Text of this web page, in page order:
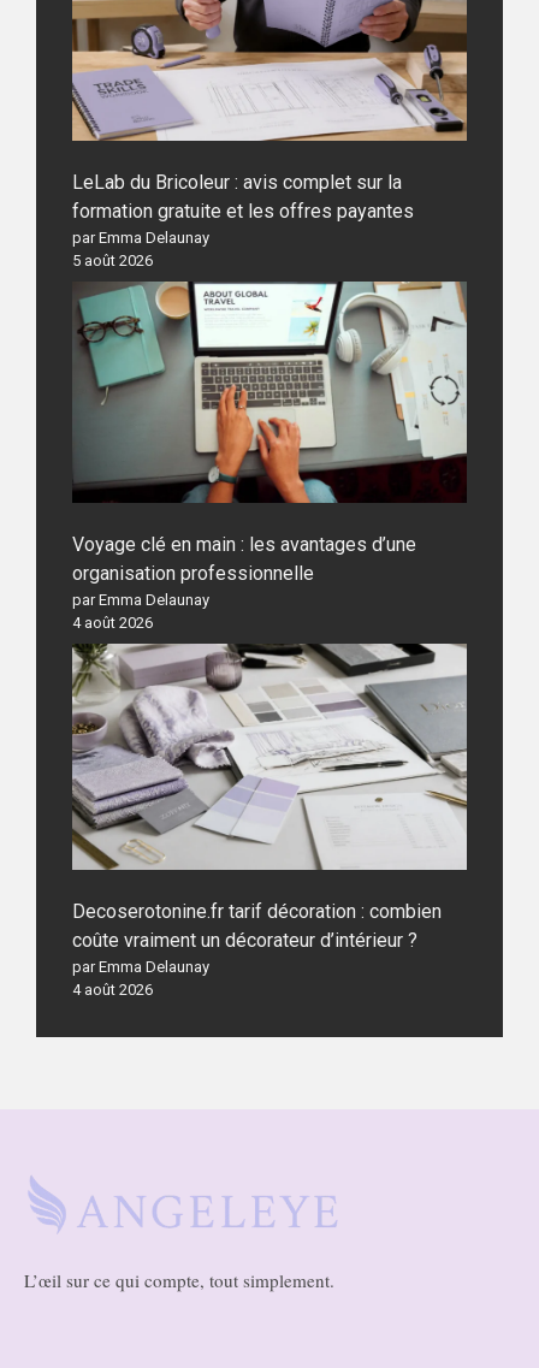
LeLab du Bricoleur : avis complet sur la
formation gratuite et les offres payantes
par Emma Delaunay
5 août 2026
Voyage clé en main : les avantages d’une
organisation professionnelle
par Emma Delaunay
4 août 2026
Decoserotonine.fr tarif décoration : combien
coûte vraiment un décorateur d’intérieur ?
par Emma Delaunay
4 août 2026
L’œil sur ce qui compte, tout simplement.